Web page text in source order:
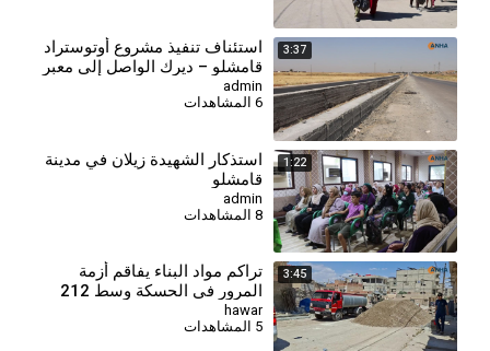
3:37
⁣استئناف تنفيذ مشروع أوتوستراد
قامشلو – ديرك الواصل إلى معبر
سيمالكا
admin
6 المشاهدات
1:22
استذكار الشهيدة زيلان في مدينة
قامشلو
admin
8 المشاهدات
3:45
تراكم مواد البناء يفاقم أزمة
المرور في الحسكة وسط 212
مخالفة تنظيمية
hawar
5 المشاهدات